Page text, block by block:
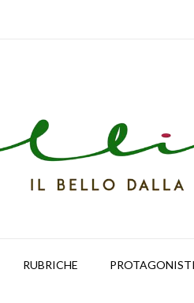
RUBRICHE PROTAGONISTI